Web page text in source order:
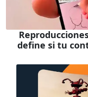
define si tu